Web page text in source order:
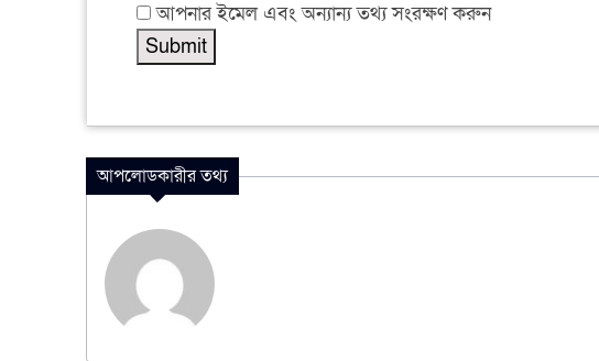
আপনার ইমেল এবং অন্যান্য তথ্য সংরক্ষণ করুন
আপলোডকারীর তথ্য